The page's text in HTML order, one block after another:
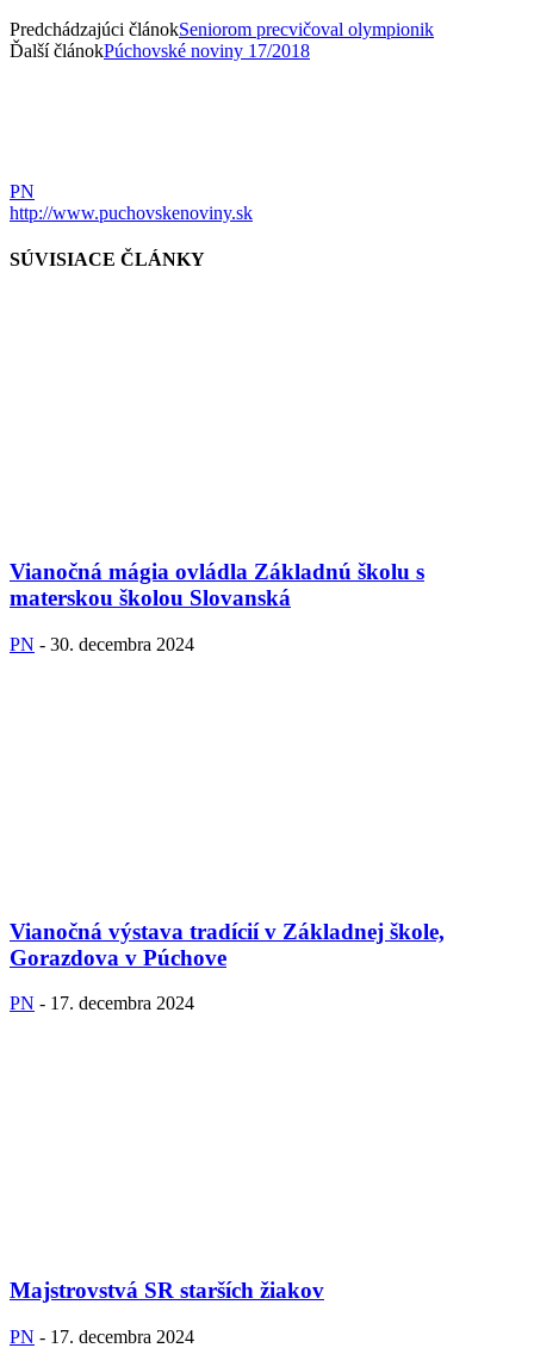
Predchádzajúci článokSeniorom precvičoval olympionik
Ďalší článokPúchovské noviny 17/2018
PN
http://www.puchovskenoviny.sk
SÚVISIACE ČLÁNKY
Vianočná mágia ovládla Základnú školu s
materskou školou Slovanská
PN - 30. decembra 2024
Vianočná výstava tradícií v Základnej škole,
Gorazdova v Púchove
PN - 17. decembra 2024
Majstrovstvá SR starších žiakov
PN - 17. decembra 2024